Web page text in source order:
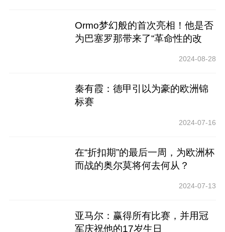
Ormo梦幻般的首次亮相！他是否
为巴塞罗那带来了“革命性的改
2024-08-28
秦有霞：德甲引以为豪的欧洲锦
标赛
2024-07-16
在“折扣期”的最后一周，为欧洲杯
而战的奥尔莫将何去何从？
2024-07-13
亚马尔：赢得所有比赛，并用冠
军庆祝他的17岁生日